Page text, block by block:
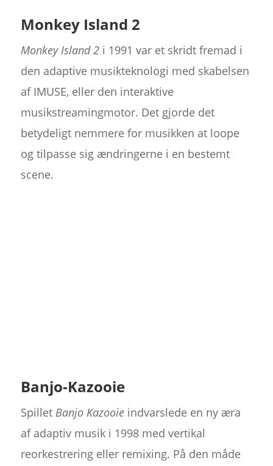
Monkey Island 2
Monkey Island 2i 1991 var et skridt fremad i
den adaptive musikteknologi med skabelsen
af IMUSE, eller den interaktive
musikstreamingmotor. Det gjorde det
betydeligt nemmere for musikken at loope
og tilpasse sig ændringerne i en bestemt
scene.
Banjo-Kazooie
Spillet Banjo Kazooieindvarslede en ny æra
af adaptiv musik i 1998 med vertikal
reorkestrering eller remixing. På den måde